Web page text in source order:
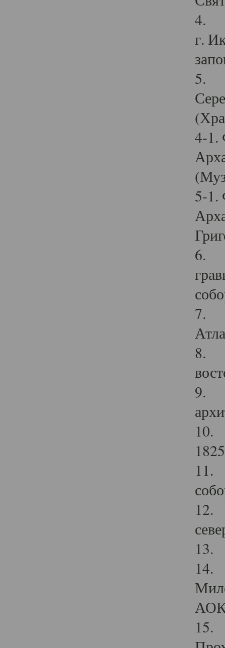
4.
г.
5.
4-1.
5-1.
6.
7.
8.
9.
10.
11.
12.
13.
14.
15.